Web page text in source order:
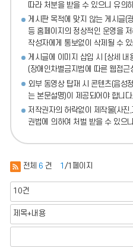
따라 처분을 받을 수 있으니 유의
게시판 목적에 맞지 않는 게시글(
등 홈페이지의 정상적인 운영을
작성자에게 통보없이 삭제될 수
게시글에 이미지 삽입 시 [상세 내
(장애인차별금지법에 따른 웹접근
외부 동영상 탑재 시 콘텐츠(음성
는 본문설명)이 제공되어야 합니다.
저작권자의 허락없이 제작물(사
권법에 의하여 처벌 받을 수 있으
전체 6 건 1 /1페이지